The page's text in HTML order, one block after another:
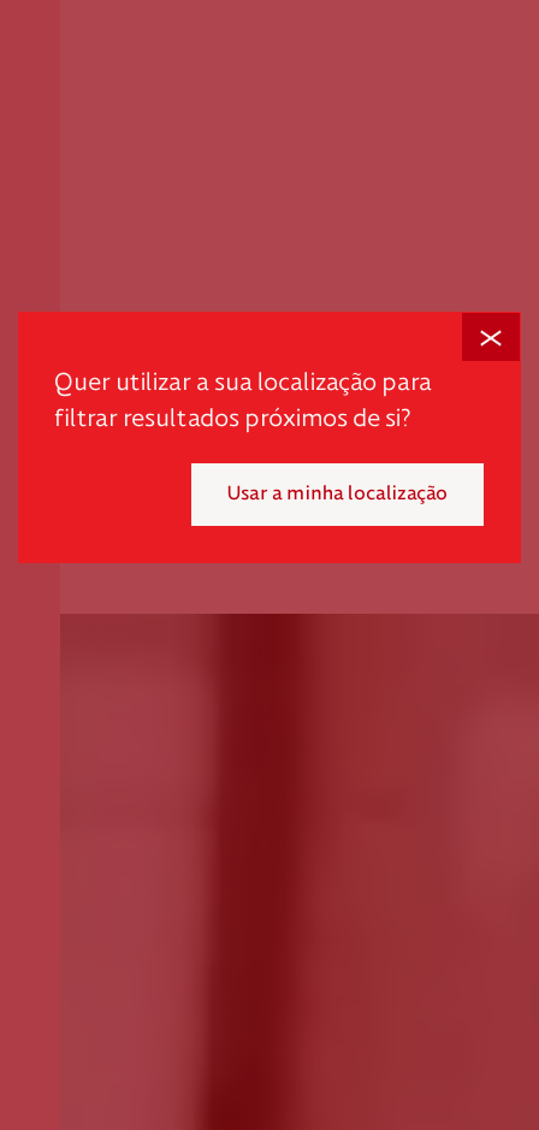
Quer utilizar a sua localização para
filtrar resultados próximos de si?
Usar a minha localização